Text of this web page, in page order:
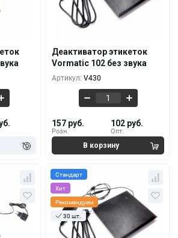
118 руб.
Деактиватор этикеток
Vormatic 102 без звука
Артикул: V430
Розн.
157 руб.
Опт.
102 руб.
Кол-во За 1 шт.
5+ 142 руб.
Стандарт
Хит
Рекомендуем
30 шт.
Кол-во За 1 шт.